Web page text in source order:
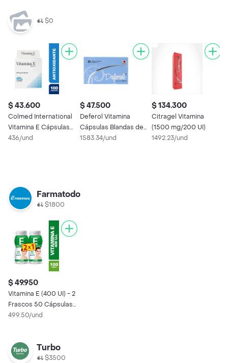
$0
$ 43.600
Colmed International
Vitamina E Cápsulas
Blandas
436/und
$ 47.500
Deferol Vitamina
Cápsulas Blandas de
Gelatina
1583.34/und
$ 134.300
Citragel Vitamina
(1500 mg/200 UI)
1492.23/und
Farmatodo
$1800
$ 49.950
Vitamina E (400 UI) - 2
Frascos 50 Cápsulas
Blandas
499.50/und
Turbo
$3500